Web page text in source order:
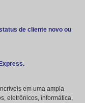
de cliente novo ou
em uma ampla
eletrônicos, informática,